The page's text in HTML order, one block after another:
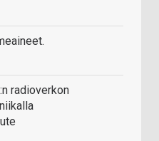
radioverkon